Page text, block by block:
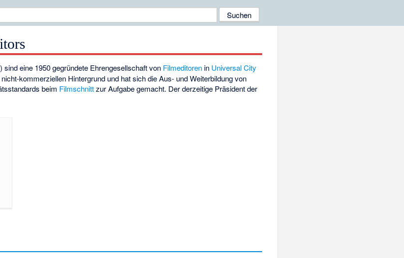
sind eine 1950 gegründete Ehrengesellschaft von Filmeditoren in Universal City
kommerziellen Hintergrund und hat sich die Aus- und Weiterbildung von
beim Filmschnittzur Aufgabe gemacht. Der derzeitige Präsident der